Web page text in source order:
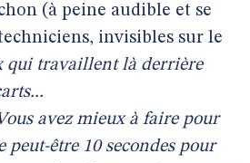
(à peine audible et se
invisibles sur le
qui travaillent là derrière
avez mieux à faire pour
être 10 secondes pour